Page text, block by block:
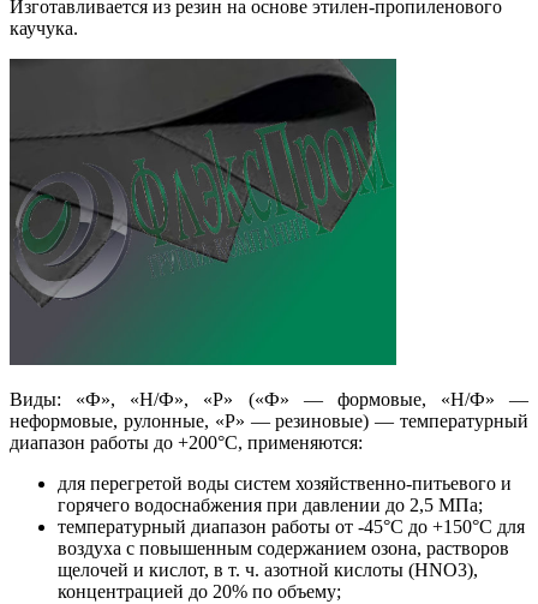
Изготавливается из резин на основе этилен-пропиленового
каучука.
Виды: «Ф», «Н/Ф», «Р» («Ф» — формовые, «Н/Ф» —
неформовые, рулонные, «Р» — резиновые) — температурный
диапазон работы до +200°С, применяются:
для перегретой воды систем хозяйственно-питьевого и
горячего водоснабжения при давлении до 2,5 МПа;
температурный диапазон работы от -45°С до +150°С для
воздуха с повышенным содержанием озона, растворов
щелочей и кислот, в т. ч. азотной кислоты (HNO3),
концентрацией до 20% по объему;